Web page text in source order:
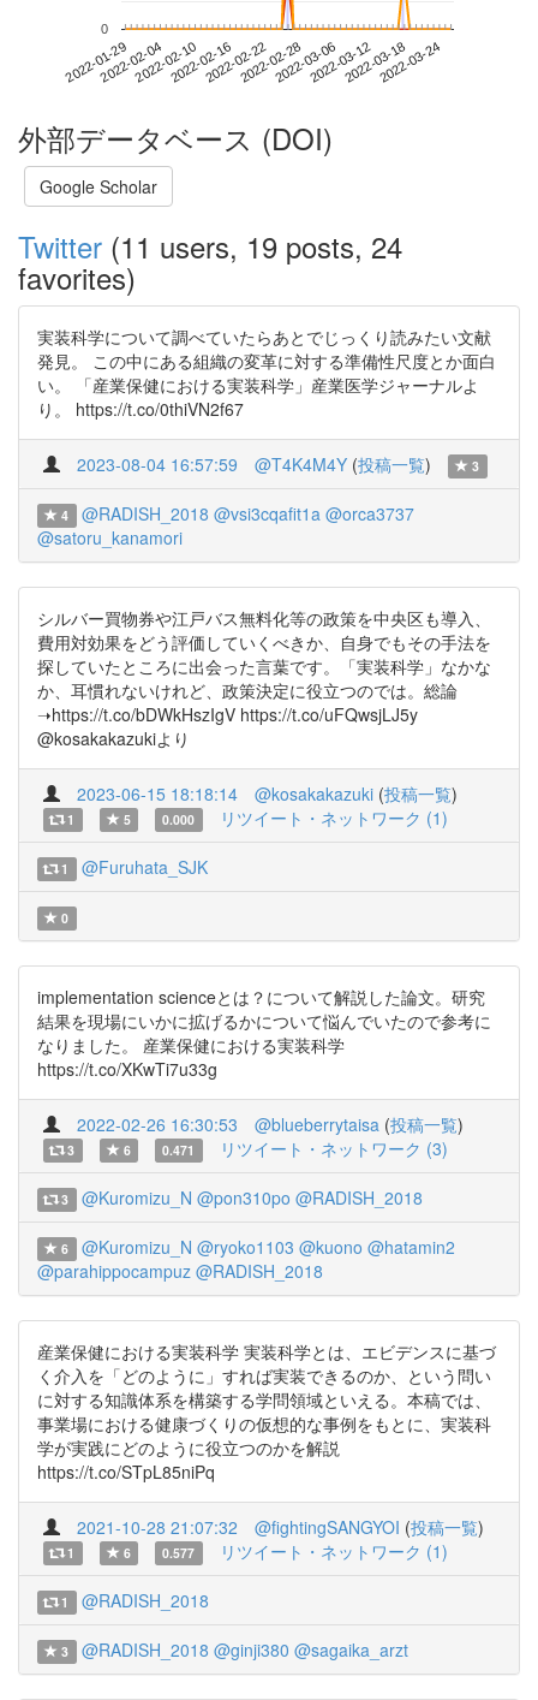
2022-01-292022-02-042022-02-102022-02-162022-02-222022-02-282022-03-062022-03-122022-03-182022-03-24
0
外部データベース (DOI)
Google Scholar
Twitter (11 users, 19 posts, 24
favorites)
実装科学について調べていたらあとでじっくり読みたい文献
発見。 この中にある組織の変革に対する準備性尺度とか面白
い。 「産業保健における実装科学」産業医学ジャーナルよ
り。 https://t.co/0thiVN2f67
2023-08-04 16:57:59 @T4K4M4Y (投稿一覧) 3
4 @RADISH_2018 @vsi3cqafit1a @orca3737
@satoru_kanamori
シルバー買物券や江戸バス無料化等の政策を中央区も導入、
費用対効果をどう評価していくべきか、自身でもその手法を
探していたところに出会った言葉です。「実装科学」なかな
か、耳慣れないけれど、政策決定に役立つのでは。総論
➝https://t.co/bDWkHszIgV https://t.co/uFQwsjLJ5y
@kosakakazukiより
2023-06-15 18:18:14 @kosakakazuki (投稿一覧)
1 5 0.000 リツイート・ネットワーク (1)
1 @Furuhata_SJK
0
implementation scienceとは？について解説した論文。研究
結果を現場にいかに拡げるかについて悩んでいたので参考に
なりました。 産業保健における実装科学
https://t.co/XKwTi7u33g
2022-02-26 16:30:53 @blueberrytaisa (投稿一覧)
3 6 0.471 リツイート・ネットワーク (3)
3 @Kuromizu_N @pon310po @RADISH_2018
6 @Kuromizu_N @ryoko1103 @kuono @hatamin2
@parahippocampuz @RADISH_2018
産業保健における実装科学 実装科学とは、エビデンスに基づ
く介入を「どのように」すれば実装できるのか、という問い
に対する知識体系を構築する学問領域といえる。本稿では、
事業場における健康づくりの仮想的な事例をもとに、実装科
学が実践にどのように役立つのかを解説
https://t.co/STpL85niPq
2021-10-28 21:07:32 @fightingSANGYOI (投稿一覧)
1 6 0.577 リツイート・ネットワーク (1)
1 @RADISH_2018
3 @RADISH_2018 @ginji380 @sagaika_arzt